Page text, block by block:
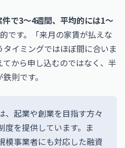
件で3〜4週間、平均的には1〜
です。「来月の家賃が払えな
イミングではほぼ間に合いま
から申し込むのではなく、半
則です。
、起業や創業を目指す方々
度を提供しています。ま
模事業者にも対応した融資